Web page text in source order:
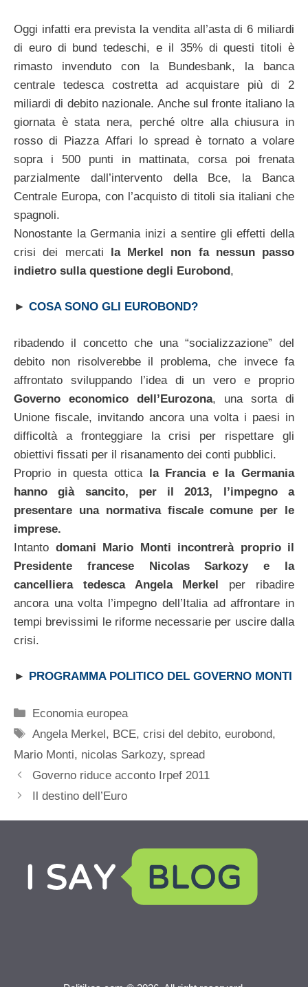
Oggi infatti era prevista la vendita all’asta di 6 miliardi
di euro di bund tedeschi, e il 35% di questi titoli è
rimasto invenduto con la Bundesbank, la banca
centrale tedesca costretta ad acquistare più di 2
miliardi di debito nazionale. Anche sul fronte italiano la
giornata è stata nera, perché oltre alla chiusura in
rosso di Piazza Affari lo spread è tornato a volare
sopra i 500 punti in mattinata, corsa poi frenata
parzialmente dall’intervento della Bce, la Banca
Centrale Europa, con l’acquisto di titoli sia italiani che
spagnoli.
Nonostante la Germania inizi a sentire gli effetti della
crisi dei mercati la Merkel non fa nessun passo
indietro sulla questione degli Eurobond,
► COSA SONO GLI EUROBOND?
ribadendo il concetto che una “socializzazione” del
debito non risolverebbe il problema, che invece fa
affrontato sviluppando l’idea di un vero e proprio
Governo economico dell’Eurozona, una sorta di
Unione fiscale, invitando ancora una volta i paesi in
difficoltà a fronteggiare la crisi per rispettare gli
obiettivi fissati per il risanamento dei conti pubblici.
Proprio in questa ottica la Francia e la Germania
hanno già sancito, per il 2013, l’impegno a
presentare una normativa fiscale comune per le
imprese.
Intanto domani Mario Monti incontrerà proprio il
Presidente francese Nicolas Sarkozy e la
cancelliera tedesca Angela Merkel per ribadire
ancora una volta l’impegno dell’Italia ad affrontare in
tempi brevissimi le riforme necessarie per uscire dalla
crisi.
► PROGRAMMA POLITICO DEL GOVERNO MONTI
Categorie
Economia europea
Tag
Angela Merkel, BCE,crisi del debito,eurobond,
Mario Monti, nicolas Sarkozy, spread
Governo riduce acconto Irpef 2011
Il destino dell’Euro